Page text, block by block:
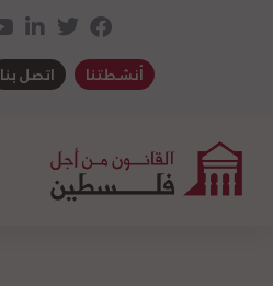
أنشطتنا اتصل بنا